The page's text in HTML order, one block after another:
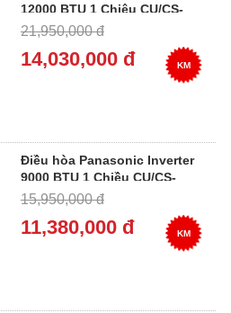
12000 BTU 1 Chiêu CU/CS-
XU12XKH-8
21,950,000 đ
14,030,000 đ KM
Điều hòa Panasonic Inverter
9000 BTU 1 Chiều CU/CS-
XU9XKH-8
15,950,000 đ
11,380,000 đ KM